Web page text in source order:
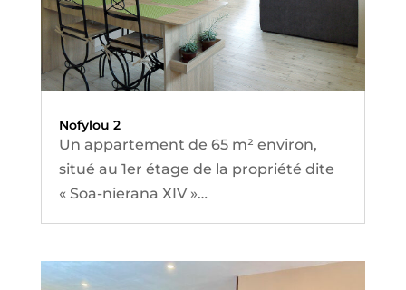
Nofylou 2
Un appartement de 65 m² environ,
situé au 1er étage de la propriété dite
« Soa-nierana XIV »